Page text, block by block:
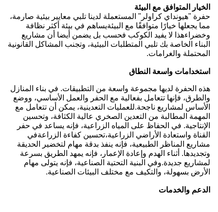
الخيار المتوافق مع البيئة
حفرة "هيونداي كراولر" المستعملة لدينا تلبي معايير بيئية صارمة،
مما يجعلها خيارًا متوافقًا مع البيئةيساهم في بيئة أكثر نظافة
وخضراءهذا لا يفيد الكوكب فحسب بل يضمن أيضا أن مشاريع
البناء الخاصة بك تلبي المتطلبات البيئية، وتجنب المشاكل القانونية
المحتملة والغرامات.
استخدامات واسعة النطاق
هذه الحفرة لديها مجموعة واسعة من التطبيقات. في بناء المنازل
والطرق، فإنها تتعامل بفعالية مع الحفر والعمل الأساسي، ووضع
الأساس لمشاريع ناجحة.للعمليات التعدينية، يمكن أن تتعامل مع
المهمة المطالبة من التعدين الصخري عالية الكثافة، وتحسين
الإنتاجية. في الحفاظ على المياه الزراعية، فإنه يساعد في حفر
القناة واستعادة الأراضي الزراعية،تحسين كفاءة الزراعةفي
مشاريع المناظر الطبيعية، فإنه ينفذ بدقة مهام لتخضير الحديقة
وتجديدها. أثناء الهدم وإعادة الإعمار، فإنه يمهد الطريق بسرعة
لمشاريع جديدة.وفي البنية التحتية الصناعية، فإنه يتولى مهام
الأرض بسهولة، والتكيف مع مختلف البيئات الصناعية.
الدعم والخدمات